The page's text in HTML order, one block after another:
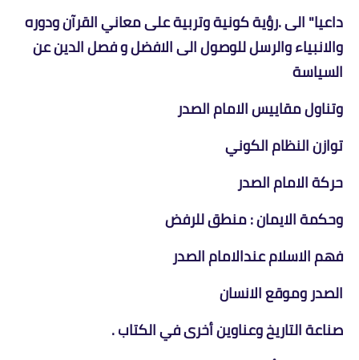
داعيا" الى .رؤية كونية وتربية على معاني القرآن ودوره
والانبياء والرسل للوصول الى الافضل و فصل الدين عن
السياسة
وتناول مقاييس الامام الصدر
توازن النظام الكوني
حركة الامام الصدر
وحكمة الايمان : منطق للرفض
فهم الاسلام عندالامام الصدر
الصدر وموقع الانسان
صناعة التاريخ وعناوين أخرى في الكتاب .